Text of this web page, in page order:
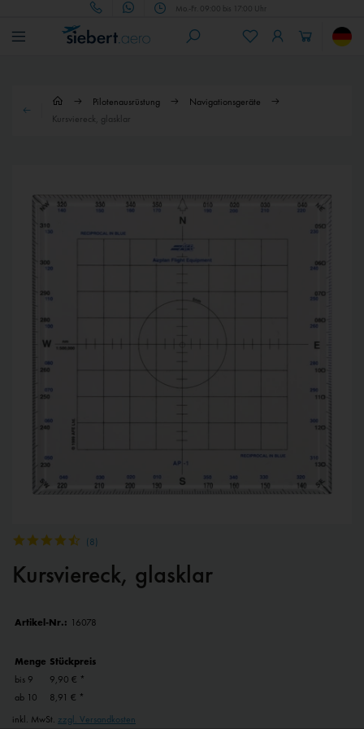
Mo.-Fr. 09:00 bis 17:00 Uhr
Pilotenausrüstung
Navigationsgeräte
Kursviereck, glasklar
(8)
Kursviereck, glasklar
Artikel-Nr.: 16078
Menge Stückpreis
bis 9
9,90 € *
ab 10
8,91 € *
inkl. MwSt. zzgl. Versandkosten